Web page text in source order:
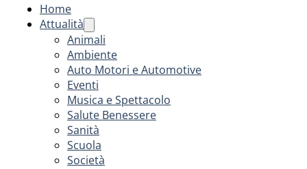
Home
Attualità
Animali
Ambiente
Auto Motori e Automotive
Eventi
Musica e Spettacolo
Salute Benessere
Sanità
Scuola
Società